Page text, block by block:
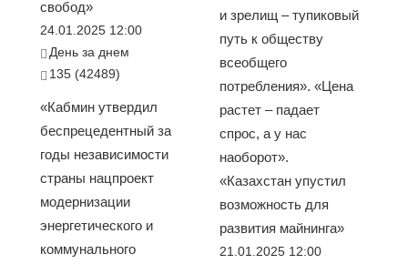
свобод»
24.01.2025 12:00
День за днем
135 (42489)
«Кабмин утвердил
беспрецедентный за
годы независимости
страны нацпроект
модернизации
энергетического и
коммунального
и зрелищ – тупиковый
путь к обществу
всеобщего
потребления». «Цена
растет – падает
спрос, а у нас
наоборот».
«Казахстан упустил
возможность для
развития майнинга»
21.01.2025 12:00